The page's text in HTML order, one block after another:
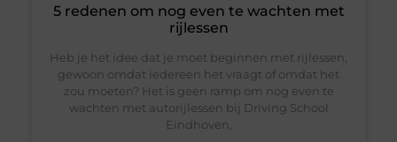
5 redenen om nog even te wachten met
rijlessen
Heb je het idee dat je moet beginnen met rijlessen,
gewoon omdat iedereen het vraagt of omdat het
zou moeten? Het is geen ramp om nog even te
wachten met autorijlessen bij Driving School
Eindhoven,